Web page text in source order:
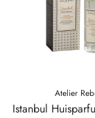
Atelier
Istanbul